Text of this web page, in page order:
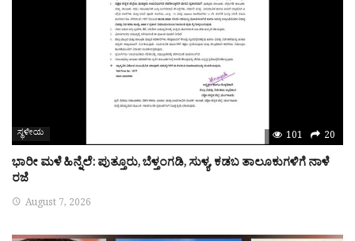
ಸ್ಥಳೀಯ 101 20
ಭಾರೀ ಮಳೆ ಹಿನ್ನೆಲೆ: ಪುತ್ತೂರು, ಬೆಳ್ತಂಗಡಿ, ಸುಳ್ಯ, ಕಡಬ ತಾಲೂಕುಗಳಿಗೆ ನಾಳೆ
ರಜೆ
August 7, 2026